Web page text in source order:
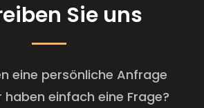
Sie uns
eine persönliche Anfrage
einfach eine Frage?